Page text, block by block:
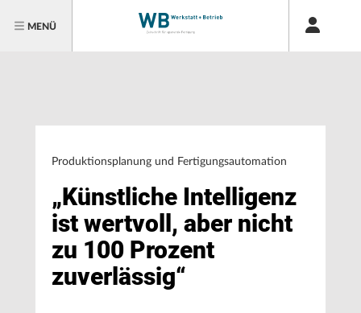
MENÜ
Produktionsplanung und Fertigungsautomation
„Künstliche Intelligenz
ist wertvoll, aber nicht
zu 100 Prozent
zuverlässig“